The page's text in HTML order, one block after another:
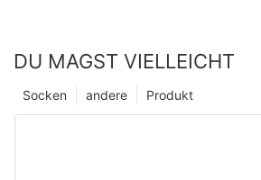
DU MAGST VIELLEICHT
Produkt
andere
Socken